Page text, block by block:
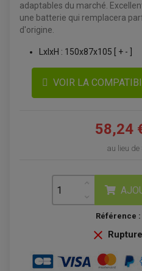
ACCESSOIRES QUAD
ACCESSOIRES ANODISES
KIT DÉCO QUAD / SSV
KIT POIGNÉE DE GAZ QUAD
PROTÈGE-MAINS
REPOSE PIED QUAD
COFFRE / TOP CASE QUAD
TREUIL ET ATTELAGE QUAD-
ÉQUIPEMENT
ACCESSOIRES ÉLECTRIQUE
adaptables du marché.
une batterie qui remplacera
d'origine.
LxlxH : 150x87x105 [ + - ]
VOIR LA
58,24
au lieu de
Référence :
